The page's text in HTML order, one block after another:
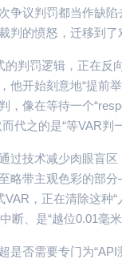
争议判罚都当作缺
的愤怒，迁移到了
的判罚逻辑，正在
他开始刻意地“提前
，像在等待一个
代之的是“等VAR判
过技术减少肉眼盲
略带主观色彩的部
，正在清除这种
断、是“越位0.01毫
是否需要专门为